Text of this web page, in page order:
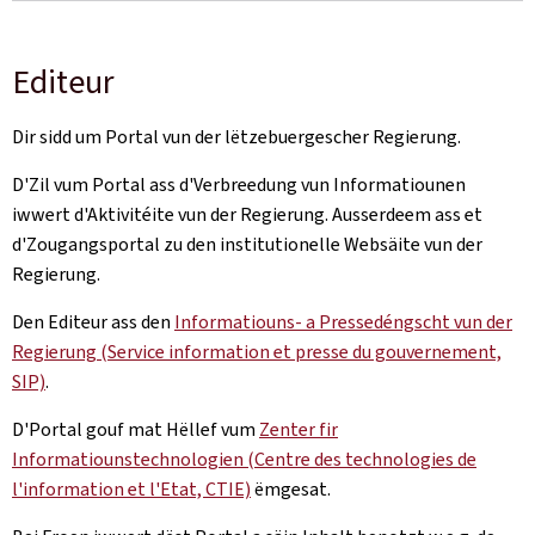
Editeur
Dir sidd um Portal vun der lëtzebuergescher Regierung.
D'Zil vum Portal ass d'Verbreedung vun Informatiounen
iwwert d'Aktivitéite vun der Regierung. Ausserdeem ass et
d'Zougangsportal zu den institutionelle Websäite vun der
Regierung.
Den Editeur ass den Informatiouns- a Pressedéngscht vun der
Regierung (Service information et presse du gouvernement,
SIP).
D'Portal gouf mat Hëllef vum Zenter fir
Informatiounstechnologien (Centre des technologies de
l'information et l'Etat, CTIE)ëmgesat.